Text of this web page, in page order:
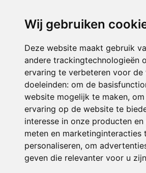
Wij gebruiken
Deze website maakt gebruik
andere trackingtechnologieën
ervaring te verbeteren voor de
doeleinden: om de
website mogelijk te maken,
ervaring op de website te
interesse in onze producten
meten en marketinginteracties
personaliseren, om
geven die relevanter voor u zijn
ONDERDEEL VAN
© 2026 De Regenboog | Alle
Privacy policy|Disclaimer| Klachtenregeling
voorkeuren